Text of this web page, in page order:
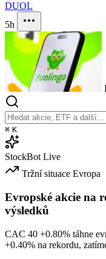
DUOL
5h
⌘ K
StockBot Live
Tržní situace Evropa
Evropské akcie na
výsledků
CAC 40 +0.80% táhne
+0.40% na rekordu,